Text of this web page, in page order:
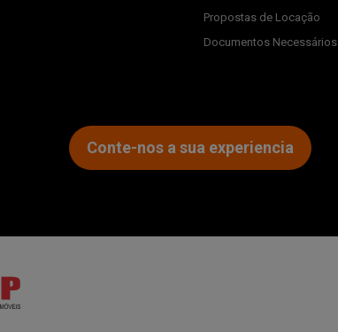
Propostas de Locação
Documentos Necessários
Conte-nos a sua experiencia